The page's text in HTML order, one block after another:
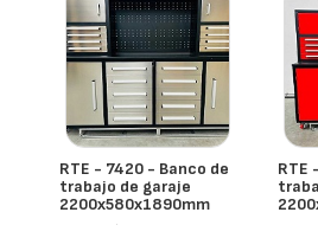
RTE - 7420 - Banco de
trabajo de garaje
2200x580x1890mm
- España
RTE
-